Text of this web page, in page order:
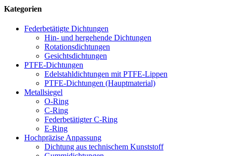
Kategorien
Federbetätigte Dichtungen
Hin- und hergehende Dichtungen
Rotationsdichtungen
Gesichtsdichtungen
PTFE-Dichtungen
Edelstahldichtungen mit PTFE-Lippen
PTFE-Dichtungen (Hauptmaterial)
Metallsiegel
O-Ring
C-Ring
Federbetätigter C-Ring
E-Ring
Hochpräzise Anpassung
Dichtung aus technischem Kunststoff